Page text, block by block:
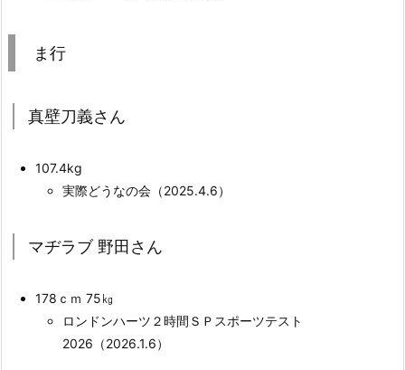
ま行
真壁刀義さん
107.4kg
実際どうなの会（2025.4.6）
マヂラブ 野田さん
178ｃｍ 75㎏
ロンドンハーツ２時間ＳＰスポーツテスト
2026（2026.1.6）